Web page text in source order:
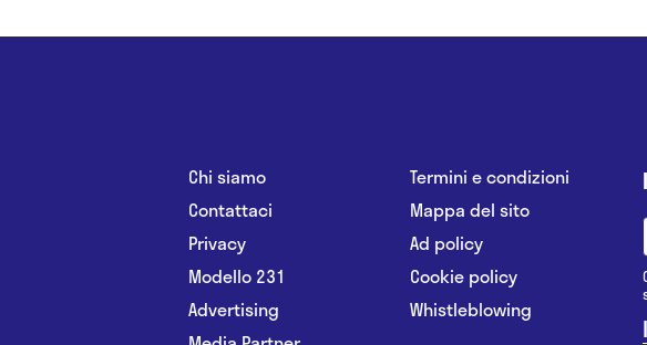
Chi siamo
Contattaci
Privacy
Modello 231
Advertising
Termini e condizioni
Mappa del sito
Ad policy
Cookie policy
Whistleblowing